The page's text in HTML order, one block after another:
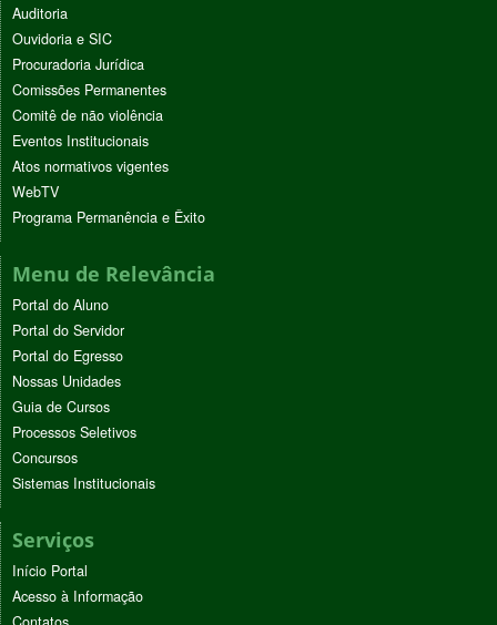
Auditoria
Ouvidoria e SIC
Procuradoria Jurídica
Comissões Permanentes
Comitê de não violência
Eventos Institucionais
Atos normativos vigentes
WebTV
Programa Permanência e Êxito
Menu de Relevância
Portal do Aluno
Portal do Servidor
Portal do Egresso
Nossas Unidades
Guia de Cursos
Processos Seletivos
Concursos
Sistemas Institucionais
Serviços
Início Portal
Acesso à Informação